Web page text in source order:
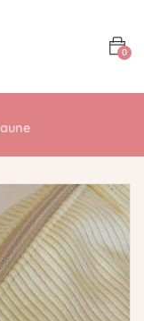
0